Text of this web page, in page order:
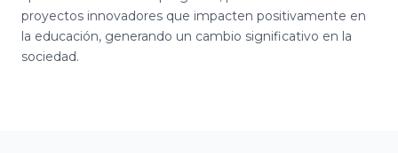
proyectos innovadores que impacten positivamente en
la educación, generando un cambio significativo en la
sociedad.